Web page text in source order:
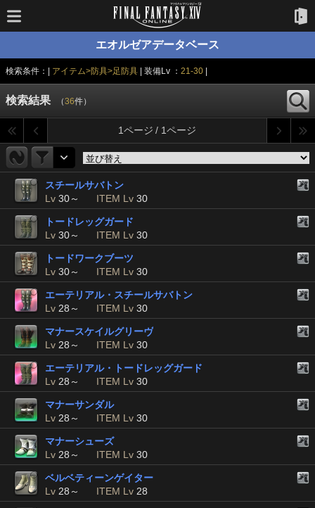
エオルゼアデータベース
検索条件：| アイテム>防具>足防具 | 装備Lv ： 21-30|
検索結果 （36件）
1ページ / 1ページ
スチールサバトン
Lv 30～ ITEM Lv 30
トードレッグガード
Lv 30～ ITEM Lv 30
トードワークブーツ
Lv 30～ ITEM Lv 30
エーテリアル・スチールサバトン
Lv 28～ ITEM Lv 30
マナースケイルグリーヴ
Lv 28～ ITEM Lv 30
エーテリアル・トードレッグガード
Lv 28～ ITEM Lv 30
マナーサンダル
Lv 28～ ITEM Lv 30
マナーシューズ
Lv 28～ ITEM Lv 30
ベルベティーンゲイター
Lv 28～ ITEM Lv 28